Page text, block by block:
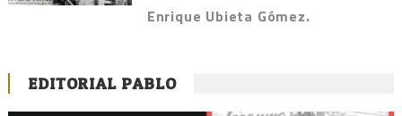
Enrique Ubieta Gómez.
EDITORIAL PABLO